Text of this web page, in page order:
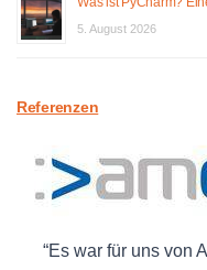
5. August 2026
Referenzen
Es war für uns von